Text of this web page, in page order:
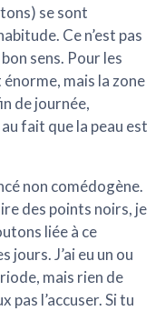
se sont
Ce n’est pas
sens. Pour les
énorme, mais la zone
de journée,
fait que la peau est
non comédogène.
des points noirs, je
liée à ce
jours. J’ai eu un ou
mais rien de
pas l’accuser. Si tu